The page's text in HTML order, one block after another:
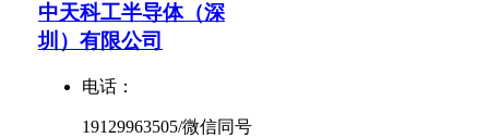
中天科工半导体（深
圳）有限公司
电话：
19129963505/微信同号